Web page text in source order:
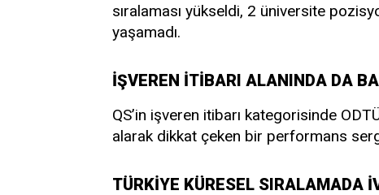
sıralaması yükseldi, 2 üniversite
yaşamadı.
İŞVEREN İTİBARI ALANINDA DA
QS’in işveren itibarı kategorisinde
alarak dikkat çeken bir performans
TÜRKİYE KÜRESEL SIRALAMADA